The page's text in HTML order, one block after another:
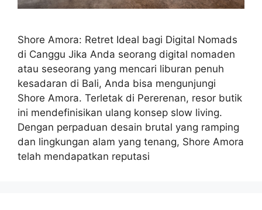
Shore Amora: Retret Ideal bagi Digital Nomads
di Canggu Jika Anda seorang digital nomaden
atau seseorang yang mencari liburan penuh
kesadaran di Bali, Anda bisa mengunjungi
Shore Amora. Terletak di Pererenan, resor butik
ini mendefinisikan ulang konsep slow living.
Dengan perpaduan desain brutal yang ramping
dan lingkungan alam yang tenang, Shore Amora
telah mendapatkan reputasi